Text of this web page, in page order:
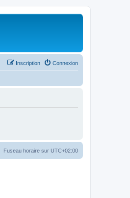
Connexion
Inscription
Fuseau horaire sur UTC+02:00